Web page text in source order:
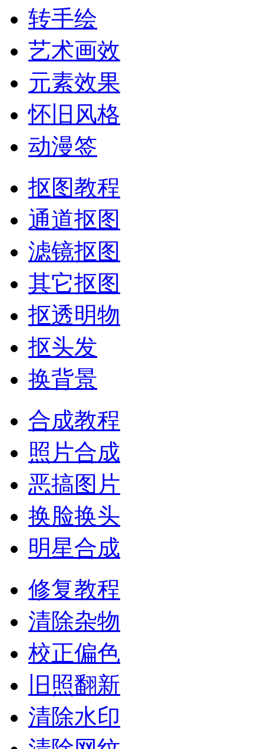
转手绘
艺术画效
元素效果
怀旧风格
动漫签
抠图教程
通道抠图
滤镜抠图
其它抠图
抠透明物
抠头发
换背景
合成教程
照片合成
恶搞图片
换脸换头
明星合成
修复教程
清除杂物
校正偏色
旧照翻新
清除水印